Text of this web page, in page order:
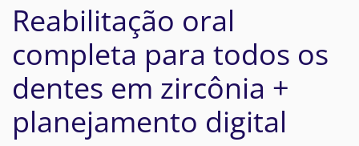
Reabilitação oral
completa para todos os
dentes em zircônia +
planejamento digital